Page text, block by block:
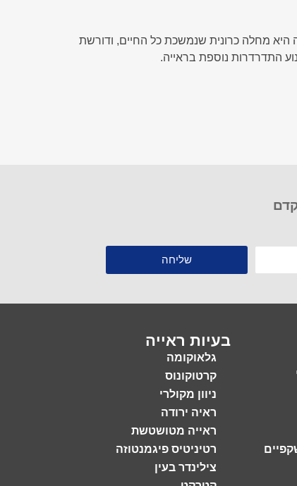
היא מחלה כרונית שנמשכת כל החיים, ודורשת
התדרדרות נוספת בראייה.
שליחה
בעיות ראייה
גלאוקומה
קרטוקונוס
ניוון מקולרי
ראיה ירודה
ראייה מטושטשת
רטיניטיס פיגמנטוזה
צילינדר בעין